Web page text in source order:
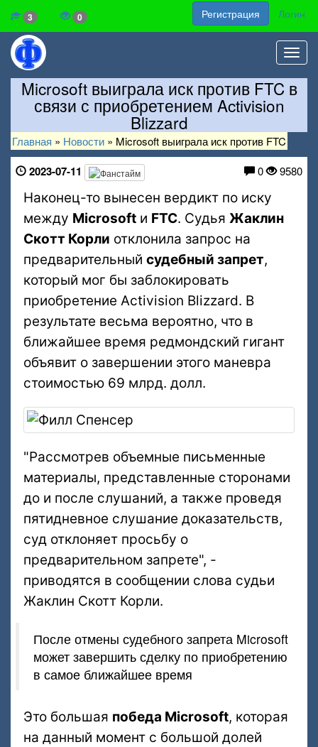
3 0 Регистрация Логин
Microsoft выиграла иск против FTC в
связи с приобретением Activision
Blizzard
Главная » Новости » Microsoft выиграла иск против FTC
2023-07-11 0 9580
Наконец-то вынесен вердикт по иску
между Microsoft и FTC. Судья Жаклин
Скотт Корли отклонила запрос на
предварительный судебный запрет,
который мог бы заблокировать
приобретение Activision Blizzard. В
результате весьма вероятно, что в
ближайшее время редмондский гигант
объявит о завершении этого маневра
стоимостью 69 млрд. долл.
"Рассмотрев объемные письменные
материалы, представленные сторонами
до и после слушаний, а также проведя
пятидневное слушание доказательств,
суд отклоняет просьбу о
предварительном запрете", -
приводятся в сообщении слова судьи
Жаклин Скотт Корли.
После отмены судебного запрета Microsoft
может завершить сделку по приобретению
в самое ближайшее время
Это большая победа Microsoft, которая
на данный момент с большой долей